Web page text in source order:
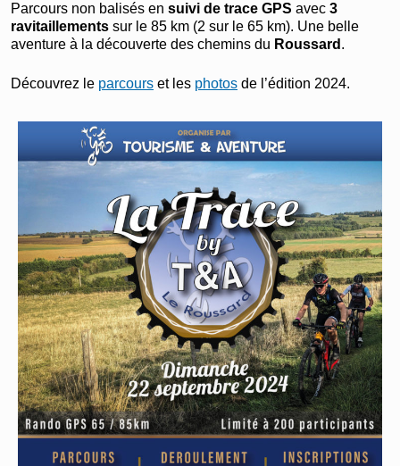
Parcours non balisés en suivi de trace GPS avec 3
ravitaillements sur le 85 km (2 sur le 65 km). Une belle
aventure à la découverte des chemins du Roussard .
Découvrez le parcours et les photos de l’édition 2024.